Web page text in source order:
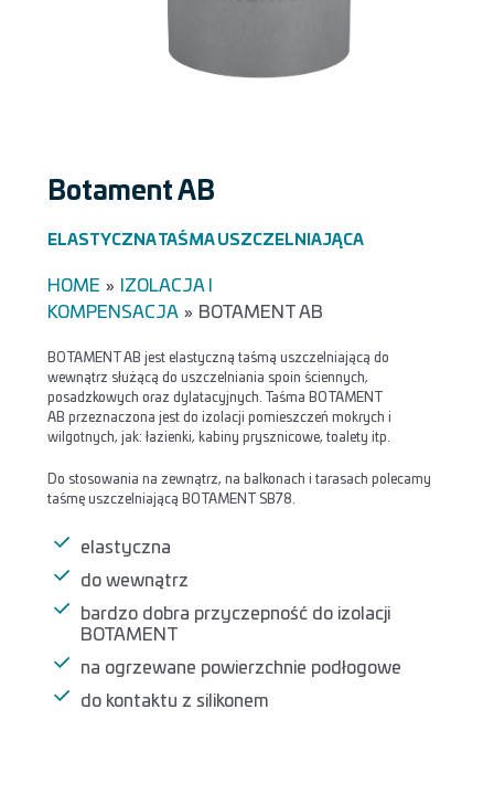
Botament AB
ELASTYCZNA TAŚMA USZCZELNIAJĄCA
HOME »
IZOLACJA I
KOMPENSACJA » BOTAMENT AB
BOTAMENT AB jest elastyczną taśmą uszczelniającą do
wewnątrz służącą do uszczelniania spoin ściennych,
posadzkowych oraz dylatacyjnych. Taśma BOTAMENT
AB przeznaczona jest do izolacji pomieszczeń mokrych i
wilgotnych, jak: łazienki, kabiny prysznicowe, toalety itp.
Do stosowania na zewnątrz, na balkonach i tarasach polecamy
taśmę uszczelniającą BOTAMENT SB78.
elastyczna
do wewnątrz
bardzo dobra przyczepność do izolacji
BOTAMENT
na ogrzewane powierzchnie podłogowe
do kontaktu z silikonem